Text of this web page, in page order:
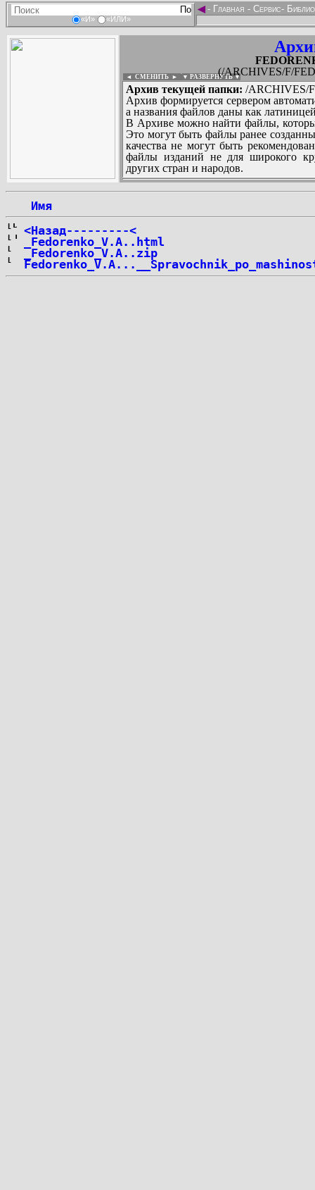
«И» «ИЛИ»
◄- Главная - Сервис-
(/ARCHIVES/F/
◄ СМЕНИТЬ ► ▼ РАЗВЕРНУТЬ ▼
Архив текущей папки: /ARCHIVES/
Архив формируется сервером
а названия файлов даны как
В Архиве можно найти файлы,
Это могут быть файлы ранее
качества не могут быть
файлы изданий не для широкого
других стран и народов.
Имя
<Назад---------<
_Fedorenko_V.A..html
_Fedorenko_V.A..zip